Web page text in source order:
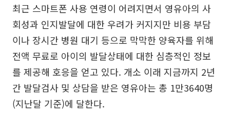
최근 스마트폰 사용 연령이 어려지면서 영유아의 사
회성과 인지발달에 대한 우려가 커지지만 비용 부담
이나 장시간 병원 대기 등으로 막막한 양육자를 위해
전액 무료로 아이의 발달상태에 대한 심층적인 정보
를 제공해 호응을 얻고 있다. 개소 이래 지금까지 2년
간 발달검사 및 상담을 받은 영유아는 총 1만3640명
(지난달 기준)에 달한다.